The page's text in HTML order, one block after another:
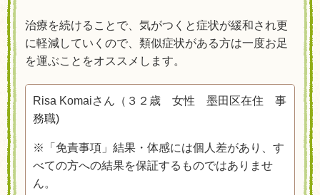
治療を続けることで、気がつくと症状が緩和され更
に軽減していくので、類似症状がある方は一度お足
を運ぶことをオススメします。
Risa Komaiさん（３２ 歳 女性 墨田区在住 事
務職)
※「免責事項」結果・体感には個人差があり、す
べての方への結果を保証するものではありませ
ん。